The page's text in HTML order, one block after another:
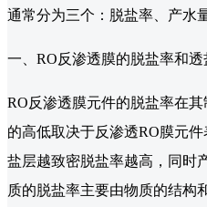
通常分为三个：脱盐率、产水
一、RO反渗透膜的脱盐率和透
RO反渗透膜元件的脱盐率在
的高低取决于反渗透RO膜元
盐层越致密脱盐率越高，同时
质的脱盐率主要由物质的结构